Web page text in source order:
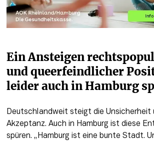
Ein Ansteigen
und queerfeindlicher
leider auch in Hamburg
Deutschlandweit steigt die Unsicherheit
Akzeptanz. Auch in Hamburg ist diese
spüren. „Hamburg ist eine bunte Stadt.